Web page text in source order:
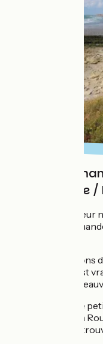
La côte
Vélomaritime /
De Caen à Honfleur
puis la côte
Nous passons
villages, c’est
Honfleur,
Nous faisons une
amis à Morgane à
fait du bien de